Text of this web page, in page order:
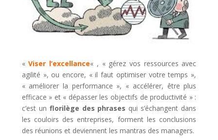
«Viser l’excellance« , « gérez vos ressources avec
agilité », ou encore, « il faut optimiser votre temps »,
« améliorer la performance », « accélérer, être plus
efficace » et « dépasser les objectifs de productivité » :
c’est un florilège des phrases qui s’échangent dans
les couloirs des entreprises, forment les conclusions
des réunions et deviennent les mantras des managers.